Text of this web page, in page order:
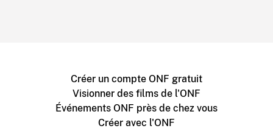
Créer un compte ONF gratuit
Visionner des films de l'ONF
Événements ONF près de chez vous
Créer avec l'ONF